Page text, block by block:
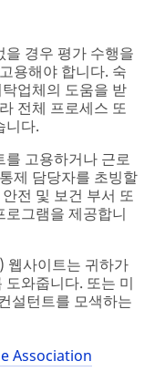
경우 평가 수행을
용해야 합니다. 숙
업체의 도움을 받
전체 프로세스 또
니다.
를 고용하거나 근로
제 담당자를 초빙할
전 및 보건 부서 또
그램을 제공합니
웹사이트는 귀하가
와줍니다. 또는 미
설턴트를 모색하는
Association